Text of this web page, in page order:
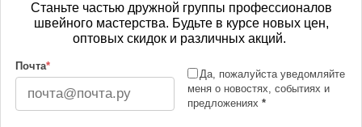
Станьте частью дружной группы профессионалов
швейного мастерства. Будьте в курсе новых цен,
оптовых скидок и различных акций.
Почта*
Да, пожалуйста уведомляйте
меня о новостях, событиях и
предложениях *